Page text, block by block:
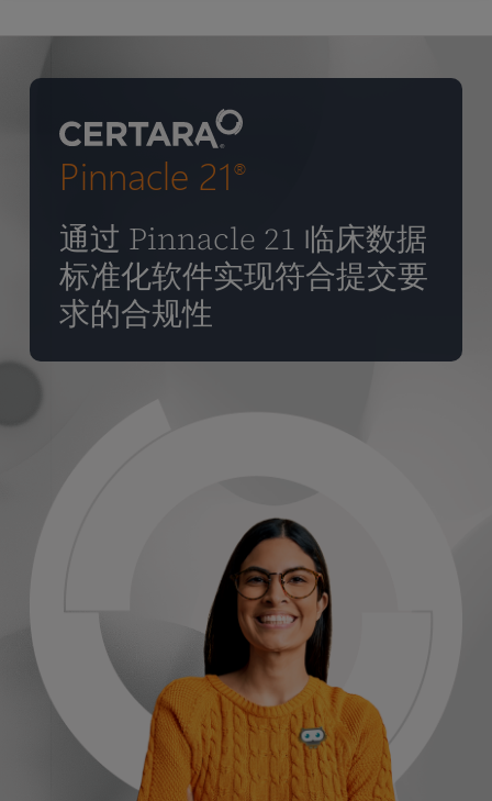
Pinnacle 21 ®
通过 Pinnacle 21 临床数据
标准化软件实现符合提交要
求的合规性